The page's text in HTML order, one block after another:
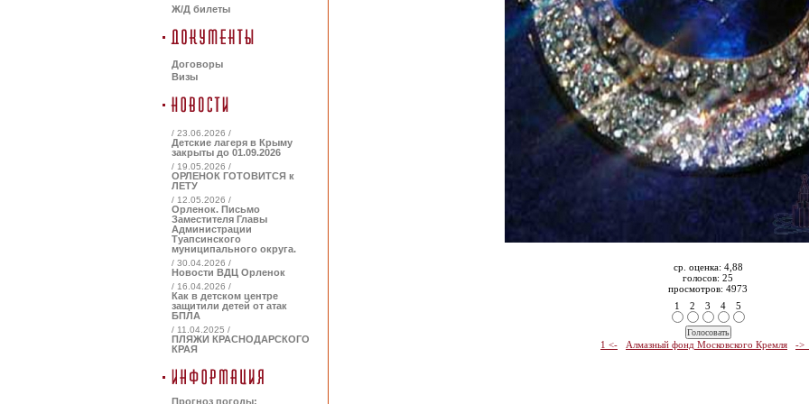
Ж/Д билеты
Договоры
Визы
/ 23.06.2026 /
Детские лагеря в Крыму
закрыты до 01.09.2026
/ 19.05.2026 /
ОРЛЕНОК ГОТОВИТСЯ к
ЛЕТУ
/ 12.05.2026 /
Орленок. Письмо
Заместителя Главы
Администрации
Туапсинского
муниципального округа.
/ 30.04.2026 /
Новости ВДЦ Орленок
/ 16.04.2026 /
Как в детском центре
защитили детей от атак
БПЛА
/ 11.04.2025 /
ПЛЯЖИ КРАСНОДАРСКОГО
КРАЯ
Прогноз погоды:
ср. оценка: 4,88
голосов: 25
просмотров: 4973
1
2 3 4 5
1 <- Алмазный фонд Московского Кремля ->